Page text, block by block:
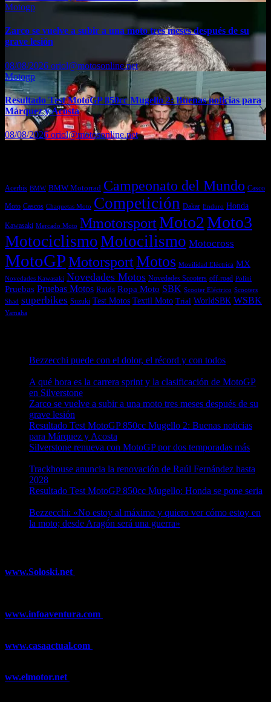
Motogp
Zarco se vuelve a subir a una moto tres meses después de su
grave lesión
08/08/2026 oriol@motosonline.net
Motogp
Resultado Test MotoGP 850cc Mugello 2: Buenas noticias para
Márquez y Acosta
08/08/2026oriol@motosonline.net
Acerbis BMW BMW Motorrad Campeonato del Mundo Casco
Moto Cascos Chaquetas Moto Competición Dakar Enduro Honda
Kawasaki Mercado Moto MmotorsportMoto2Moto3
MotociclismoMotocilismo Motocross
MotoGPMotorsportMotos Movilidad Eléctrica MX
Novedades Kawasaki Novedades Motos Novedades Scooters off-road Polini
Pruebas Pruebas Motos Raids Ropa Moto SBK Scooter Eléctrico Scooters
Shad superbikes Suzuki Test Motos Textil Moto Trial WorldSBK WSBK
Yamaha
Bezzecchi puede con el dolor, el récord y con todos
A qué hora es la carrera sprint y la clasificación de MotoGP
en Silverstone
Zarco se vuelve a subir a una moto tres meses después de su
grave lesión
Resultado Test MotoGP 850cc Mugello 2: Buenas noticias
para Márquez y Acosta
Silverstone renueva con MotoGP por dos temporadas más
Trackhouse anuncia la renovación de Raúl Fernández hasta
2028
Resultado Test MotoGP 850cc Mugello: Honda se pone seria
Bezzecchi: «No estoy al máximo y quiero ver cómo estoy en
la moto; desde Aragón será una guerra»
www.Soloski.net
www.infoaventura.com
www.casaactual.com
ww.elmotor.net